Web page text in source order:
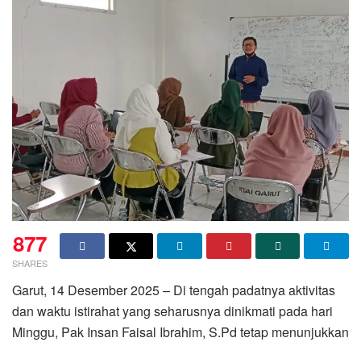
877
SHARES
Garut, 14 Desember 2025 – Di tengah padatnya aktivitas
dan waktu istirahat yang seharusnya dinikmati pada hari
Minggu, Pak Insan Faisal Ibrahim, S.Pd tetap menunjukkan